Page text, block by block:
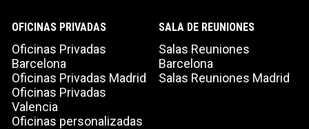
Acepto laPolítica de Privacidad*
OFICINAS PRIVADAS
Oficinas Privadas
Barcelona
Oficinas Privadas Madrid
Oficinas Privadas
Valencia
Oficinas personalizadas
SALA DE REUNIONES
Salas Reuniones
Barcelona
Salas Reuniones Madrid